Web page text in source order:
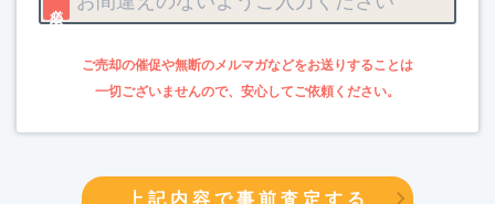
上記内容で事前査定する